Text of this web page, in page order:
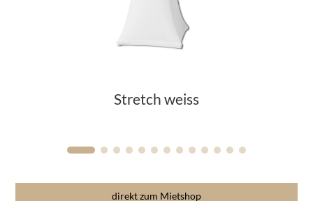
Stretch weiss
direkt zum Mietshop